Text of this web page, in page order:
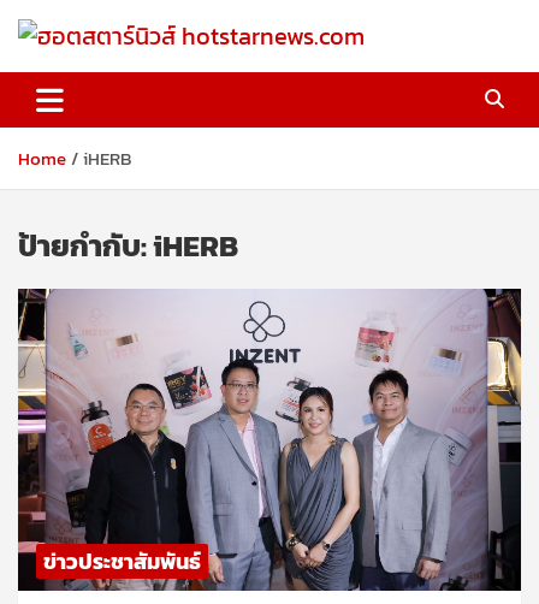
ฮอตสตาร์นิวส์ hotstarnews.com
Home iHERB
ป้ายกำกับ:iHERB
ข่าวประชาสัมพันธ์